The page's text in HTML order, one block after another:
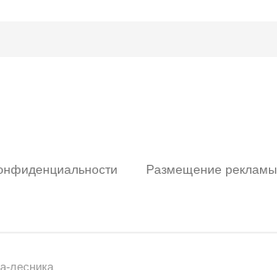
Размещение рекламы
лесника